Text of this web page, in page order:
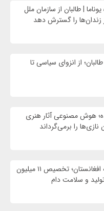
یوناما | طالبان از سازمان ملل
را گسترش دهد
طالبان؛ از انزوای سیاسی تا
هوش مصنوعی آثار هنری
را برمی‌گرداند
کمک مالی اروپا به افغانستان؛ تخصیص ۱۱ میلیون
و سلامت دام